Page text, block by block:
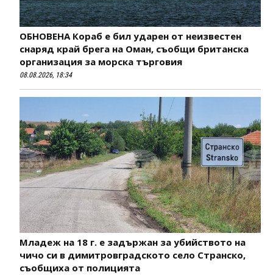
ОБНОВЕНА Кораб е бил ударен от неизвестен
снаряд край брега на Оман, съобщи британска
организация за морска търговия
08.08.2026, 18:34
Младеж на 18 г. е задържан за убийството на
чичо си в димитровградското село Странско,
съобщиха от полицията